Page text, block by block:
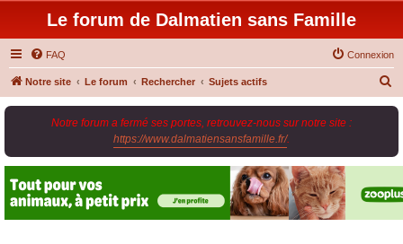
Le forum de Dalmatien sans Famille
FAQ Connexion
Notre site Le forum Rechercher Sujets actifs
e
r
Notre forum a fermé ses portes, retrouvez-nous sur notre site :
https://www.dalmatiensansfamille.fr/.